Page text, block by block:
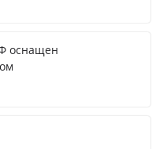
оснащен